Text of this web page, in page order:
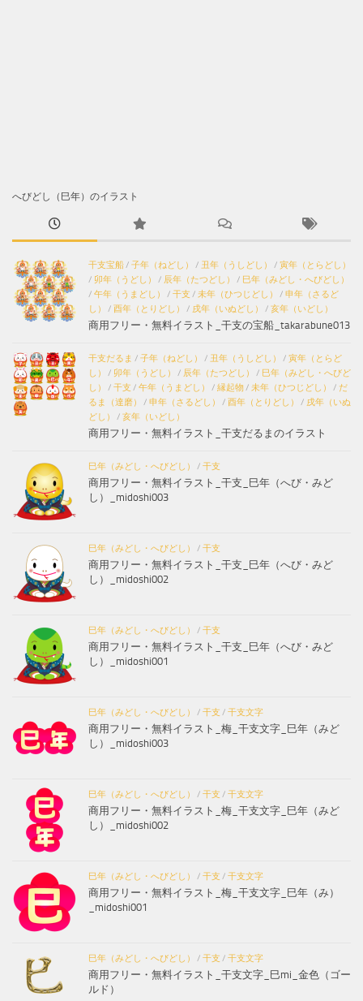
へびどし（巳年）のイラスト
干支宝船/ 子年（ねどし） / 丑年（うしどし） / 寅年（とらどし）
/ 卯年（うどし） / 辰年（たつどし） / 巳年（みどし・へびどし）
/ 午年（うまどし） / 干支 / 未年（ひつじどし） / 申年（さるど
し）
/ 酉年（とりどし） / 戌年（いぬどし） / 亥年（いどし）
商用フリー・無料イラスト_干支の宝船_takarabune013
干支だるま / 子年（ねどし） / 丑年（うしどし） / 寅年（とらど
し）
/ 卯年（うどし） / 辰年（たつどし） / 巳年（みどし・へびど
し）
/ 干支 / 午年（うまどし） / 縁起物/ 未年（ひつじどし） / だ
るま（達磨）
/ 申年（さるどし） / 酉年（とりどし） / 戌年（いぬ
どし）
/ 亥年（いどし）
商用フリー・無料イラスト_干支だるまのイラスト
巳年（みどし・へびどし） / 干支
商用フリー・無料イラスト_干支_巳年（へび・みど
し）_midoshi003
巳年（みどし・へびどし） / 干支
商用フリー・無料イラスト_干支_巳年（へび・みど
し）_midoshi002
巳年（みどし・へびどし） / 干支
商用フリー・無料イラスト_干支_巳年（へび・みど
し）_midoshi001
巳年（みどし・へびどし） / 干支 / 干支文字
商用フリー・無料イラスト_梅_干支文字_巳年（みど
し）_midoshi003
巳年（みどし・へびどし） / 干支 / 干支文字
商用フリー・無料イラスト_梅_干支文字_巳年（みど
し）_midoshi002
巳年（みどし・へびどし） / 干支 / 干支文字
商用フリー・無料イラスト_梅_干支文字_巳年（み）
_midoshi001
巳年（みどし・へびどし） / 干支 / 干支文字
商用フリー・無料イラスト_干支文字_巳mi_金色（ゴー
ルド）